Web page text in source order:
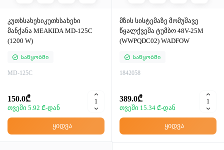
კუთხსახეხიკუთხსახეხი
მანქანა MEAKIDA MD-125C
(1200 W)
Საწყობში
MD-125C
150.0₾
თვეში 5.92 ₾-დან
ყიდვა
მზის სისტემაზე მომუშავე
წყალქვეშა ტუმბო 48V-25M
(WWPQDC02) WADFOW
Საწყობში
1842058
389.0₾
თვეში 15.34 ₾-დან
ყიდვა